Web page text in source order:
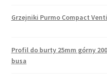
Grzejniki Purmo Compact
Profil do burty 25mm górny
busa